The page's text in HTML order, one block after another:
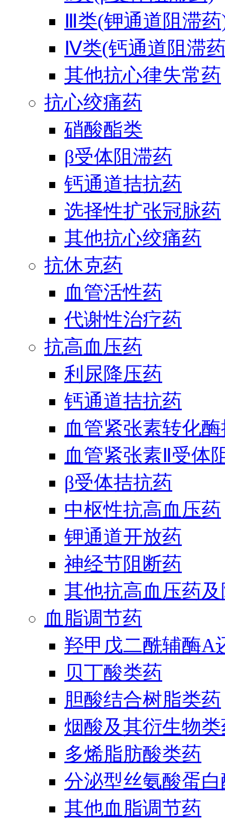
Ⅲ类(钾通道阻滞
Ⅳ类(钙通道阻滞
其他抗心律失常药
抗心绞痛药
硝酸酯类
β受体阻滞药
钙通道拮抗药
选择性扩张冠脉药
其他抗心绞痛药
抗休克药
血管活性药
代谢性治疗药
抗高血压药
利尿降压药
钙通道拮抗药
血管紧张素转化
血管紧张素Ⅱ受体
β受体拮抗药
中枢性抗高血压药
钾通道开放药
神经节阻断药
其他抗高血压药
血脂调节药
羟甲戊二酰辅酶A
贝丁酸类药
胆酸结合树脂类药
烟酸及其衍生物
多烯脂肪酸类药
分泌型丝氨酸蛋
其他血脂调节药